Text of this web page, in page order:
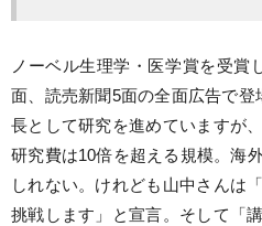
ノーベル生理学・医学賞を受賞
面、読売新聞5面の全面広告で
長として研究を進めていますが
研究費は10倍を超える規模。海
しれない。けれども山中さんは
挑戦します」と宣言。そして「